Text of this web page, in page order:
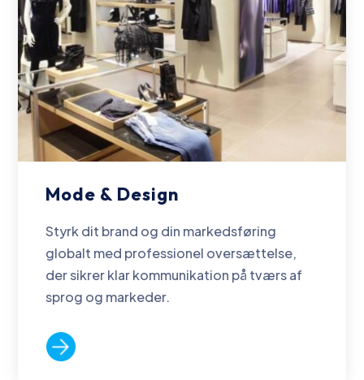
Mode & Design
Styrk dit brand og din markedsføring
globalt med professionel oversættelse,
der sikrer klar kommunikation på tværs af
sprog og markeder.